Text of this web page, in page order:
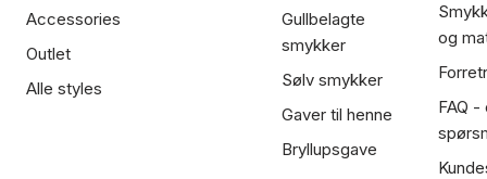
Accessories
Outlet
Alle styles
Gullbelagte
smykker
Sølv smykker
Gaver til henne
Bryllupsgave
og
FAQ